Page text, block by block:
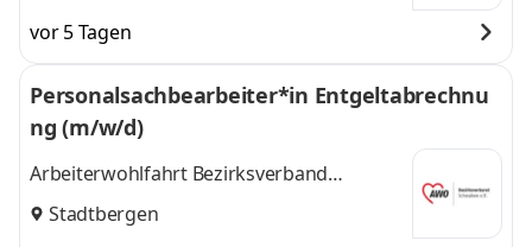
vor 5 Tagen
Personalsachbearbeiter*in Entgeltabrechnu
ng (m/w/d)
Arbeiterwohlfahrt Bezirksverband
Schwaben e.V.
Stadtbergen